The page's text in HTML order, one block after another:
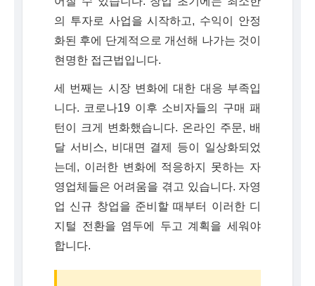
의 투자로 사업을 시작하고, 수익이 안정
화된 후에 단계적으로 개선해 나가는 것이
현명한 접근법입니다.
세 번째는 시장 변화에 대한 대응 부족입
니다. 코로나19 이후 소비자들의 구매 패
턴이 크게 변화했습니다. 온라인 주문, 배
달 서비스, 비대면 결제 등이 일상화되었
는데, 이러한 변화에 적응하지 못하는 자
영업체들은 어려움을 겪고 있습니다. 자영
업 신규 창업을 준비할 때부터 이러한 디
지털 전환을 염두에 두고 계획을 세워야
합니다.